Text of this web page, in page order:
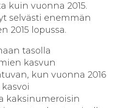
kuin vuonna 2015.
selvästi enemmän
2015 lopussa.
tasolla
kasvun
kun vuonna 2016
kaksinumeroisin